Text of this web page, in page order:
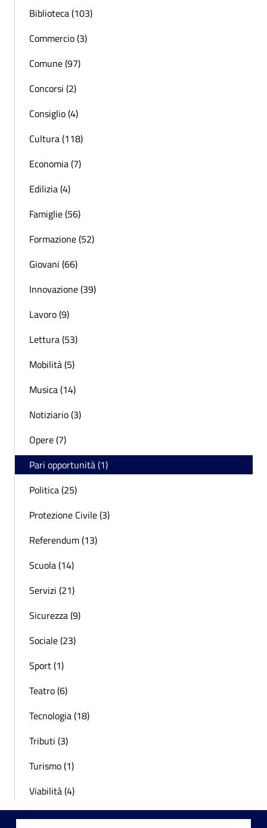
Biblioteca (103)
Commercio (3)
Comune (97)
Concorsi (2)
Consiglio (4)
Cultura (118)
Economia (7)
Edilizia (4)
Famiglie (56)
Formazione (52)
Giovani (66)
Innovazione (39)
Lavoro (9)
Lettura (53)
Mobilità (5)
Musica (14)
Notiziario (3)
Opere (7)
Pari opportunità (1)
Politica (25)
Protezione Civile (3)
Referendum (13)
Scuola (14)
Servizi (21)
Sicurezza (9)
Sociale (23)
Sport (1)
Teatro (6)
Tecnologia (18)
Tributi (3)
Turismo (1)
Viabilità (4)